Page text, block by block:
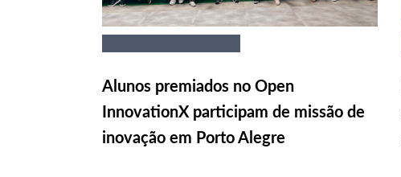
Alunos premiados no Open
InnovationX participam de missão de
inovação em Porto Alegre